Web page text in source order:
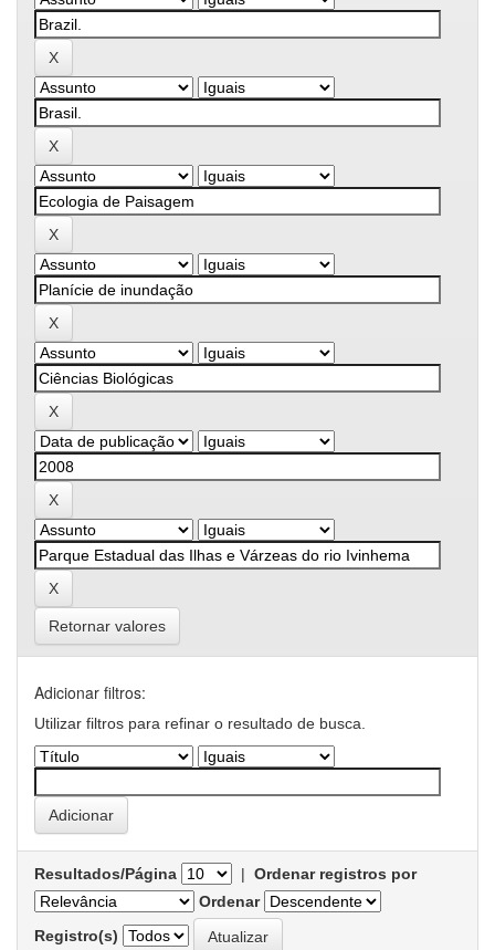
Retornar valores
Adicionar filtros:
Utilizar filtros para refinar o resultado de busca.
Resultados/Página | Ordenar registros por
Ordenar
Registro(s)